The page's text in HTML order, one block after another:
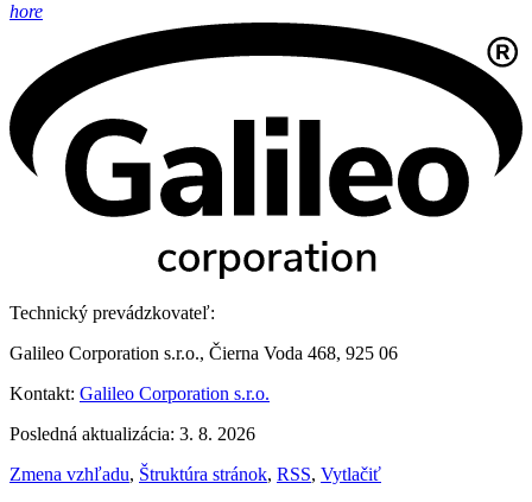
hore
Technický prevádzkovateľ:
Galileo Corporation s.r.o., Čierna Voda 468, 925 06
Kontakt: Galileo Corporation s.r.o.
Posledná aktualizácia: 3. 8. 2026
Zmena vzhľadu, Štruktúra stránok, RSS, Vytlačiť